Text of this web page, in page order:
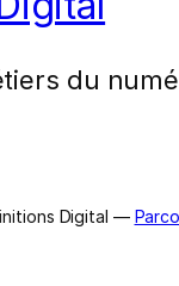
du
Digital —